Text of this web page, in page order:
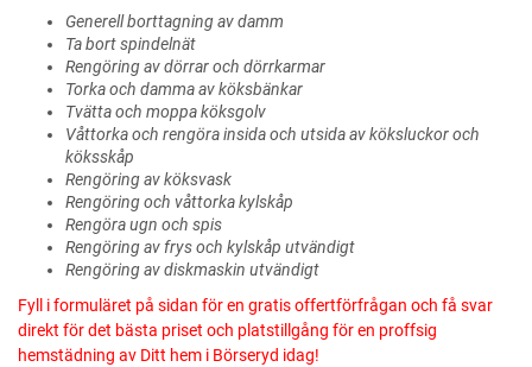
Generell borttagning av damm
Ta bort spindelnät
Rengöring av dörrar och dörrkarmar
Torka och damma av köksbänkar
Tvätta och moppa köksgolv
Våttorka och rengöra insida och utsida av köksluckor och
köksskåp
Rengöring av köksvask
Rengöring och våttorka kylskåp
Rengöra ugn och spis
Rengöring av frys och kylskåp utvändigt
Rengöring av diskmaskin utvändigt
Fyll i formuläret på sidan för en gratis offertförfrågan och få svar
direkt för det bästa priset och platstillgång för en proffsig
hemstädning av Ditt hem i Börseryd idag!